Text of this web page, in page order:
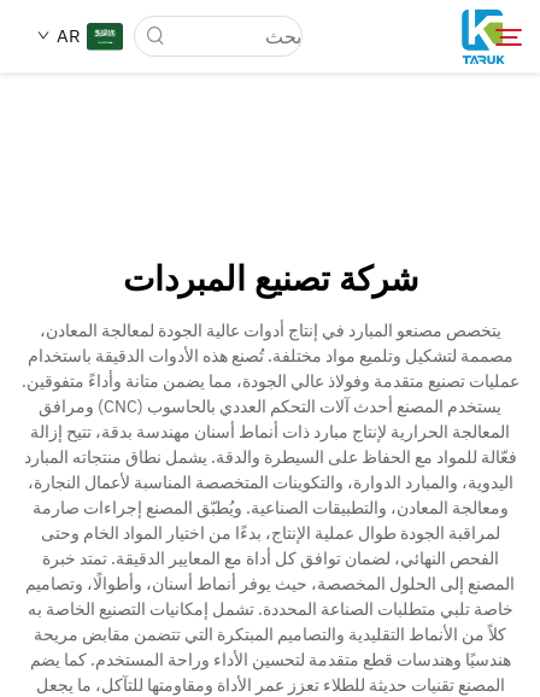
AR
أخبار وأحداث
معلومات عنا
اتصل
شركة تصنيع المبردات
يتخصص مصنعو المبارد في إنتاج أدوات عالية الجودة لمعالجة المعادن،
مصممة لتشكيل وتلميع مواد مختلفة. تُصنع هذه الأدوات الدقيقة باستخدام
عمليات تصنيع متقدمة وفولاذ عالي الجودة، مما يضمن متانة وأداءً متفوقين.
يستخدم المصنع أحدث آلات التحكم العددي بالحاسوب (CNC) ومرافق
المعالجة الحرارية لإنتاج مبارد ذات أنماط أسنان مهندسة بدقة، تتيح إزالة
فعّالة للمواد مع الحفاظ على السيطرة والدقة. يشمل نطاق منتجاته المبارد
اليدوية، والمبارد الدوارة، والتكوينات المتخصصة المناسبة لأعمال النجارة،
ومعالجة المعادن، والتطبيقات الصناعية. ويُطبّق المصنع إجراءات صارمة
لمراقبة الجودة طوال عملية الإنتاج، بدءًا من اختيار المواد الخام وحتى
الفحص النهائي، لضمان توافق كل أداة مع المعايير الدقيقة. تمتد خبرة
المصنع إلى الحلول المخصصة، حيث يوفر أنماط أسنان، وأطوالًا، وتصاميم
خاصة تلبي متطلبات الصناعة المحددة. تشمل إمكانيات التصنيع الخاصة به
كلاً من الأنماط التقليدية والتصاميم المبتكرة التي تتضمن مقابض مريحة
هندسيًا وهندسات قطع متقدمة لتحسين الأداء وراحة المستخدم. كما يضم
المصنع تقنيات حديثة للطلاء تعزز عمر الأداة ومقاومتها للتآكل، ما يجعل